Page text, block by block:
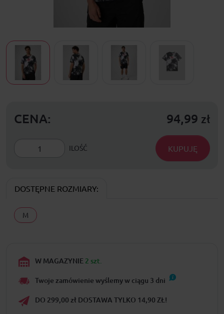
CENA: 94,99 zł
ILOŚĆ KUPUJĘ
DOSTĘPNE ROZMIARY:
M
W MAGAZYNIE 2 szt.
Twoje zamówienie wyślemy w ciągu 3 dni
DO 299,00 zł DOSTAWA TYLKO 14,90 ZŁ!